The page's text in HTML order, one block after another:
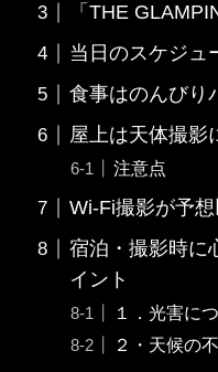
「THE
当日のスケジュ
食事はのんびり
屋上は天体撮影
注意点
Wi-Fi撮影が予
宿泊・撮影時に
イント
１．光害に
２・天候の